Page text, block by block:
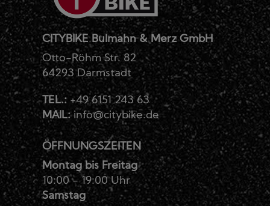
CITYBIKE Bulmahn & Merz GmbH
Otto-Röhm Str. 82
64293 Darmstadt
TEL.: +49 6151 243 63
MAIL: info@citybike.de
ÖFFNUNGSZEITEN
Montag bis Freitag
10:00 - 19:00 Uhr
Samstag